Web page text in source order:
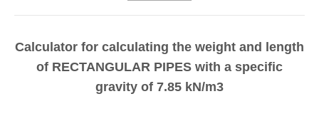
Calculator for calculating the weight and length
of RECTANGULAR PIPES with a specific
gravity of 7.85 kN/m3